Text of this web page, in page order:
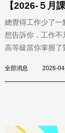
【2026-５月
總覺得工作少了一
想告訴你，工作不
高等級當你掌握了
全部消息 2026-